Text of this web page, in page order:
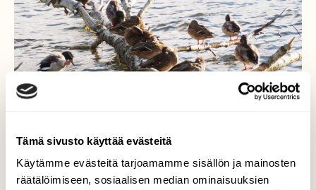
Tämä sivusto käyttää evästeitä
Käytämme evästeitä tarjoamamme sisällön ja mainosten
räätälöimiseen, sosiaalisen median ominaisuuksien